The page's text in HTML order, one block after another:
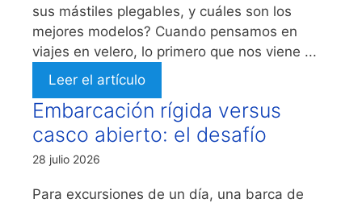
sus mástiles plegables, y cuáles son los
mejores modelos? Cuando pensamos en
viajes en velero, lo primero que nos viene ...
Leer el artículo
Embarcación rígida versus
casco abierto: el desafío
28 julio 2026
Para excursiones de un día, una barca de